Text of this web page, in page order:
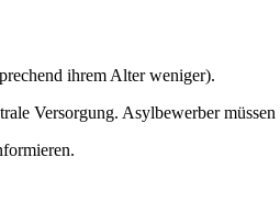
ihrem Alter weniger).
Versorgung. Asylbewerber